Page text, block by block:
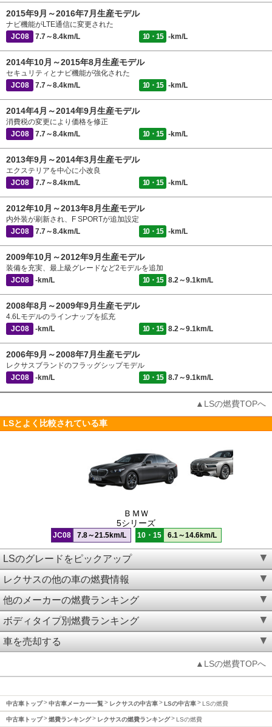
2015年9月～2016年7月生産モデル
ナビ機能がLTE通信に変更された
JC08
7.7～8.4km/L 10・15 -km/L
2014年10月～2015年8月生産モデル
セキュリティとナビ機能が強化された
JC08
7.7～8.4km/L 10・15 -km/L
2014年4月～2014年9月生産モデル
消費税の変更により価格を修正
JC08
7.7～8.4km/L 10・15 -km/L
2013年9月～2014年3月生産モデル
エクステリアを中心に小改良
JC08
7.7～8.4km/L 10・15 -km/L
2012年10月～2013年8月生産モデル
内外装が刷新され、F SPORTが追加設定
JC08
7.7～8.4km/L 10・15 -km/L
2009年10月～2012年9月生産モデル
装備を充実、最上級グレードなど2モデルを追加
JC08
-km/L 10・15 8.2～9.1km/L
2008年8月～2009年9月生産モデル
4.6Lモデルのラインナップを拡充
JC08
-km/L 10・15 8.2～9.1km/L
2006年9月～2008年7月生産モデル
レクサスブランドのフラッグシップモデル
JC08
-km/L 10・15 8.7～9.1km/L
▲LSの燃費TOPへ
LSとよく比較されている車
ＢＭＷ
5シリーズ
JC08 7.8～21.5km/L 10・15 6.1～14.6km/L
LSのグレードをピックアップ
レクサスの他の車の燃費情報
他のメーカーの燃費ランキング
ボディタイプ別燃費ランキング
車を売却する
▲LSの燃費TOPへ
中古車トップ 中古車メーカー一覧 レクサスの中古車 LSの中古車 LSの燃費
中古車トップ 燃費ランキング レクサスの燃費ランキング LSの燃費